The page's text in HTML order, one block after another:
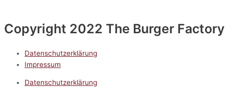
Copyright 2022 The Burger Factory
Datenschutzerklärung
Impressum
Datenschutzerklärung